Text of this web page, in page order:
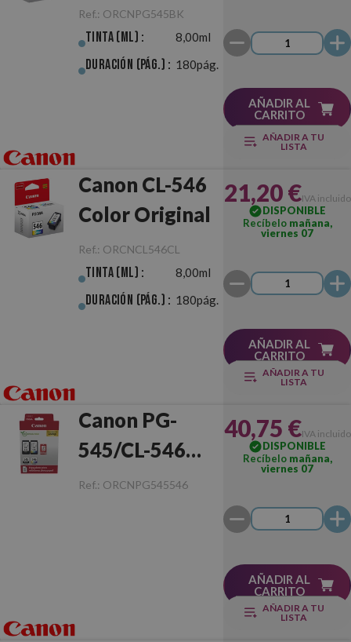
Ref.: ORCNPG545BK
Tinta (ml) : 8,00ml
Duración (pág.) : 180pág.
AÑADIR AL
CARRITO
AÑADIR A TU
LISTA
Canon CL-546
Color Original
Ref.: ORCNCL546CL
Tinta (ml) : 8,00ml
Duración (pág.) : 180pág.
21,20 €IVA incluido
DISPONIBLE
Recíbelo mañana,
viernes 07
AÑADIR AL
CARRITO
AÑADIR A TU
LISTA
Canon PG-
545/CL-546
Original
Ref.: ORCNPG545546
40,75 €IVA incluido
DISPONIBLE
Recíbelo mañana,
viernes 07
AÑADIR AL
CARRITO
AÑADIR A TU
LISTA